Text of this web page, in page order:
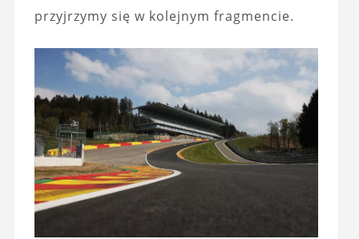
przyjrzymy się w kolejnym fragmencie.